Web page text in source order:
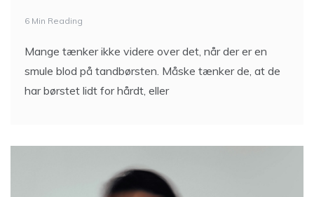
6 Min Reading
Mange tænker ikke videre over det, når der er en
smule blod på tandbørsten. Måske tænker de, at de
har børstet lidt for hårdt, eller